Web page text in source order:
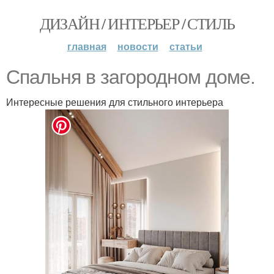
ДИЗАЙН / ИНТЕРЬЕР / СТИЛЬ
главная новости статьи
Спальня в загородном доме.
Интересные решения для стильного интерьера